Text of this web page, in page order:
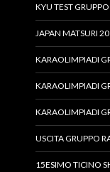
KYU TEST
JAPAN MATSURI
KARAOLIMPIADI
KARAOLIMPIADI
KARAOLIMPIADI
USCITA GRUPPO
15ESIMO TICINO